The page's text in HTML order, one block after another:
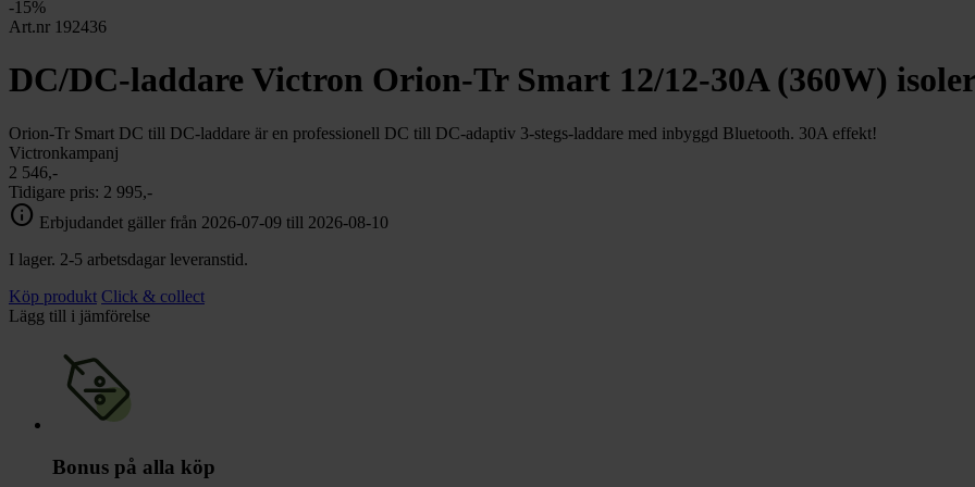
Lacanche
chevron_right
-15%
Art.nr 192436
DC/DC-laddare Victron Orion-Tr Smart 12/12-30A (360W)
Orion-Tr Smart DC till DC-laddare är en professionell DC till DC-adaptiv 3-stegs-laddare med inbyggd Bluetooth. 30A effekt!
Victronkampanj
2 546,-
Tidigare pris: 2 995,-
info Erbjudandet gäller från 2026-07-09 till 2026-08-10
I lager. 2-5 arbetsdagar leveranstid.
Köp produkt Click & collect
Lägg till i jämförelse
Bonus på alla köp